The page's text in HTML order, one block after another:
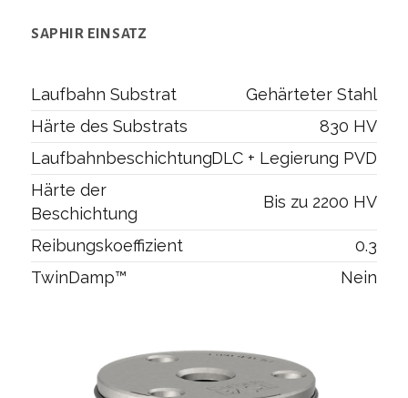
SAPHIR EINSATZ
Laufbahn Substrat
Gehärteter Stahl
Härte des Substrats
830 HV
LaufbahnbeschichtungDLC + Legierung PVD
Härte der
Beschichtung
Bis zu 2200 HV
Reibungskoeffizient
0.3
TwinDamp™
Nein